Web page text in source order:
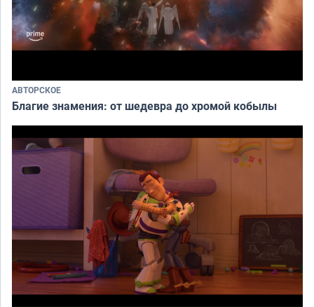
АВТОРСКОЕ
Благие знамения: от шедевра до хромой кобылы